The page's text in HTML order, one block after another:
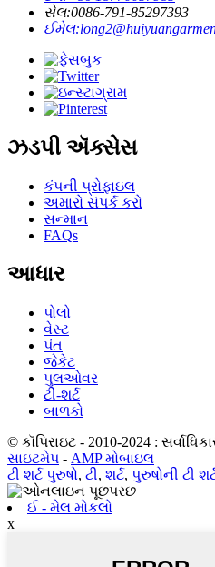
સેલ:0086-791-85297393
ઈમેલ:
ઝડપી ઍક્સેસ
કંપની પ્રોફાઇલ
અમારો સંપર્ક કરો
સન્માન
FAQs
આધાર
પોલો
વેસ્ટ
પંત
જેકેટ
પુલઓવર
ટી-શર્ટ
બાળકો
© કૉપિરાઇટ - 2010-2024 :
સાઇટમેપ - AMP મોબાઇલ
ટી શર્ટ પુરુષો, ટી, શર્ટ, પુરુષોની ટી
ઈ - મેલ મોકલો
x